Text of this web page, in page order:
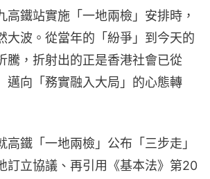
高鐵站實施「一地兩檢」安排時，
大波。從當年的「紛爭」到今天的
騰，折射出的正是香港社會已從
邁向「務實融入大局」的心態轉
高鐵「一地兩檢」公布「三步走」
訂立協議、再引用《基本法》第20